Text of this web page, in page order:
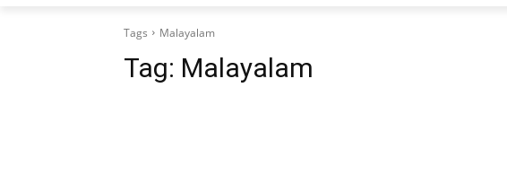
Tags Malayalam
Tag: Malayalam